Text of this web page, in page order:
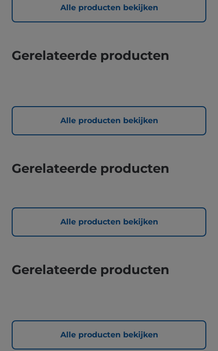
Alle producten bekijken
Gerelateerde producten
Alle producten bekijken
Gerelateerde producten
Alle producten bekijken
Gerelateerde producten
Alle producten bekijken